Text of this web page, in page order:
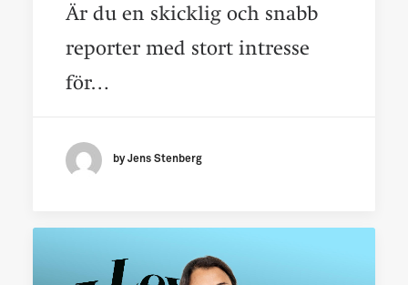
Är du en skicklig och snabb
reporter med stort intresse
för…
by Jens Stenberg